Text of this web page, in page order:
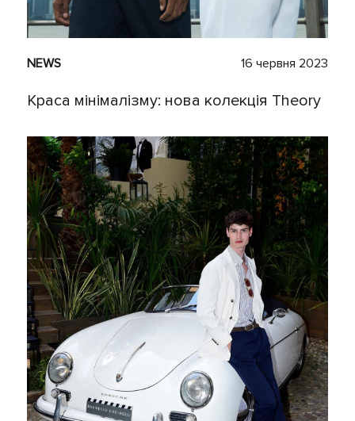
NEWS 16 червня 2023
Краса мінімалізму: нова колекція Theory